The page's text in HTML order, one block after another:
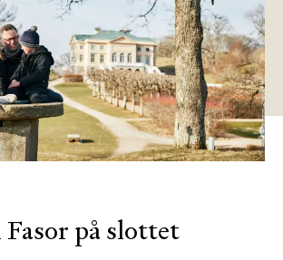
Fasor på slottet